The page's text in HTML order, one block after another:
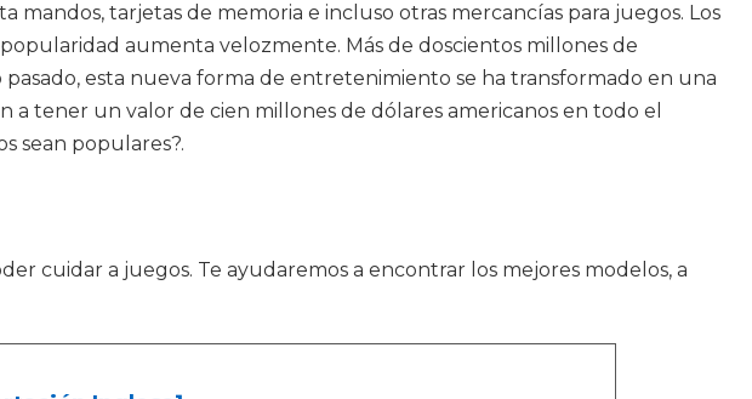
tarjetas de memoria e incluso otras mercancías para juegos. Los
aumenta velozmente. Más de doscientos millones de
esta nueva forma de entretenimiento se ha transformado en una
tener un valor de cien millones de dólares americanos en todo el
sean populares?.
cuidar a juegos. Te ayudaremos a encontrar los mejores modelos, a